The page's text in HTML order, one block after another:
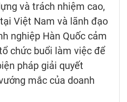
và trách nhiệm cao,
Việt Nam và lãnh đạo
nghiệp Hàn Quốc cảm
chức buổi làm việc để
pháp giải quyết
mắc của doanh